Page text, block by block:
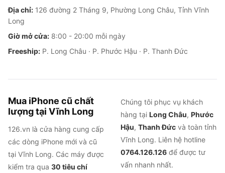
Địa chỉ: 126 đường 2 Tháng 9, Phường Long Châu, Tỉnh Vĩnh
Long
Giờ mở cửa: 8:00 - 20:00 mỗi ngày
Freeship: P. Long Châu · P. Phước Hậu · P. Thanh Đức
Mua iPhone cũ chất
lượng tại Vĩnh Long
126.vn là cửa hàng cung cấp
các dòng iPhone mới và cũ
tại Vĩnh Long. Các máy được
kiểm tra qua 30 tiêu chí
Chúng tôi phục vụ khách
hàng tại Long Châu, Phước
Hậu, Thanh Đức và toàn tỉnh
Vĩnh Long. Liên hệ hotline
0764.126.126 để được tư
vấn nhanh nhất.